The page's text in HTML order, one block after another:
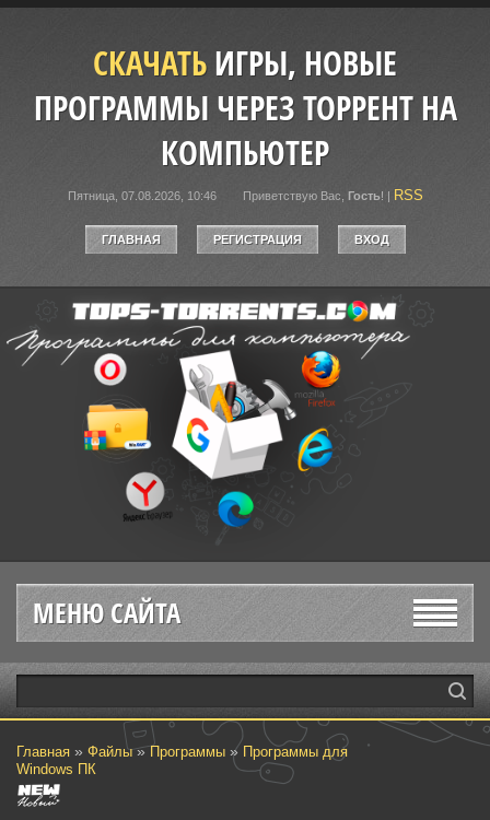
СКАЧАТЬИГРЫ, НОВЫЕ
ПРОГРАММЫ ЧЕРЕЗ ТОРРЕНТ НА
КОМПЬЮТЕР
Пятница, 07.08.2026, 10:46 Приветствую Вас Гость! | RSS
ГЛАВНАЯ РЕГИСТРАЦИЯ ВХОД
МЕНЮ САЙТА
Главная » Файлы»Программы » Программы для
Windows ПК